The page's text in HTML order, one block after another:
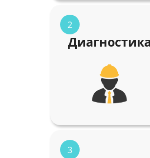
2
3